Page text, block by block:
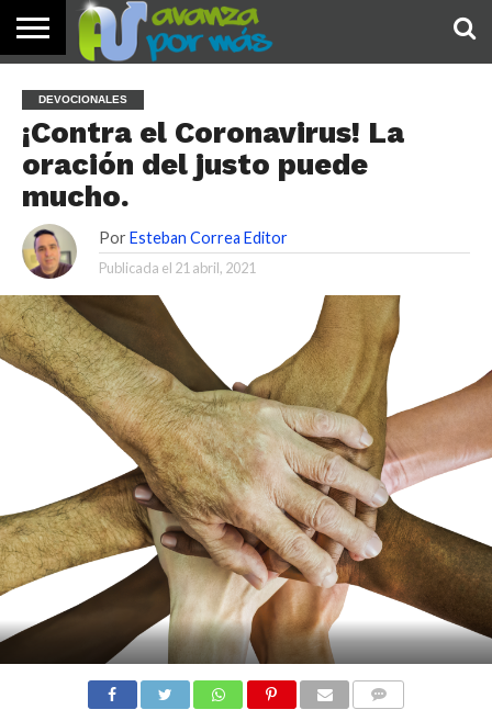
PALABRA
DE HOY
DEVOCIONALES
NOTICIAS
TESTIMONIOS
ORACIONES
SOBRE
NOSOTROS
IMÁGENES
DEVOCIONALES
¡Contra el Coronavirus! La
oración del justo puede
mucho.
Por Esteban Correa Editor
Publicada el 21 abril, 2021